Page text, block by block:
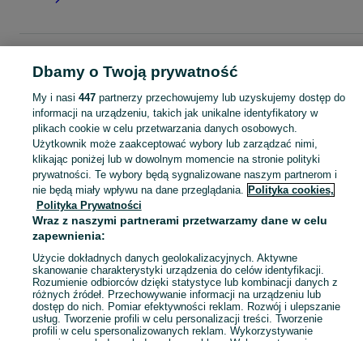
Czapki - Nysa
KATEGORIA
ubranko do chrztu dla chłopca , ubranko do chrztu dla dziewczynki ubranko
Zobacz
Mapa kategorii
Mapa miejscowości
Mapa ministron
Popularne wyszukiwania
Dbamy o Twoją prywatność
My i nasi 447partnerzy przechowujemy lub uzyskujemy dostęp do
informacji na urządzeniu, takich jak unikalne identyfikatory w
plikach cookie w celu przetwarzania danych osobowych.
Użytkownik może zaakceptować wybory lub zarządzać nimi,
klikając poniżej lub w dowolnym momencie na stronie polityki
prywatności. Te wybory będą sygnalizowane naszym partnerom i
nie będą miały wpływu na dane przeglądania. Polityka cookies,
Polityka Prywatności
Wraz z naszymi partnerami przetwarzamy dane w celu
zapewnienia:
Użycie dokładnych danych geolokalizacyjnych. Aktywne
skanowanie charakterystyki urządzenia do celów identyfikacji.
Rozumienie odbiorców dzięki statystyce lub kombinacji danych z
różnych źródeł. Przechowywanie informacji na urządzeniu lub
dostęp do nich. Pomiar efektywności reklam. Rozwój i ulepszanie
usług. Tworzenie profili w celu personalizacji treści. Tworzenie
profili w celu spersonalizowanych reklam. Wykorzystywanie